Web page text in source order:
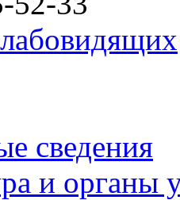
сведения
и органы